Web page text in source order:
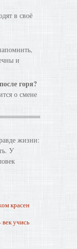
в своё
и
горя?
о смене
жизни:
У
красен
учись